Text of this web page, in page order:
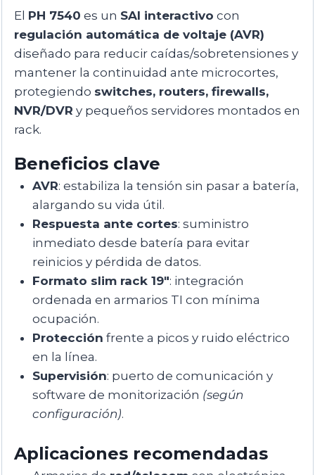
El PH 7540 es un SAI interactivo con
regulación automática de voltaje (AVR)
diseñado para reducir caídas/sobretensiones y
mantener la continuidad ante microcortes,
protegiendo switches, routers, firewalls,
NVR/DVR y pequeños servidores montados en
rack.
Beneficios clave
AVR: estabiliza la tensión sin pasar a batería,
alargando su vida útil.
Respuesta ante cortes: suministro
inmediato desde batería para evitar
reinicios y pérdida de datos.
Formato slim rack 19″: integración
ordenada en armarios TI con mínima
ocupación.
Protección frente a picos y ruido eléctrico
en la línea.
Supervisión: puerto de comunicación y
software de monitorización (según
configuración).
Aplicaciones recomendadas